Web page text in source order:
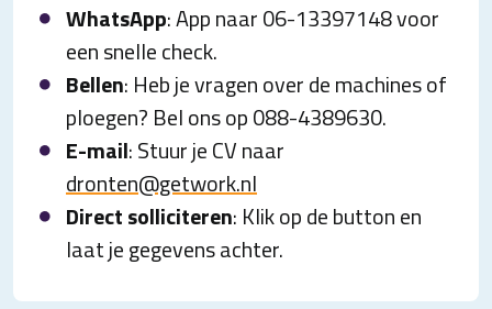
WhatsApp: App naar 06-13397148 voor
een snelle check.
Bellen: Heb je vragen over de machines of
ploegen? Bel ons op 088-4389630.
E-mail: Stuur je CV naar
dronten@getwork.nl
Direct solliciteren: Klik op de button en
laat je gegevens achter.